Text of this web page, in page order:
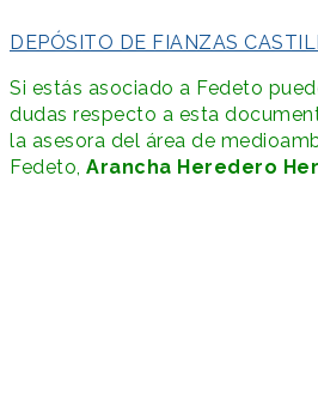
DEPÓSITO DE FIANZAS
Si estás asociado a Fedeto
dudas respecto a esta
la asesora del área de
Fedeto, Arancha Heredero